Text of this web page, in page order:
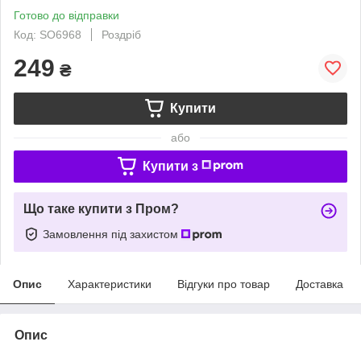
Готово до відправки
Код: SO6968
Роздріб
249 ₴
Купити
або
Купити з
Що таке купити з Пром?
Замовлення під захистом
Опис Характеристики Відгуки про товар Доставка
Опис